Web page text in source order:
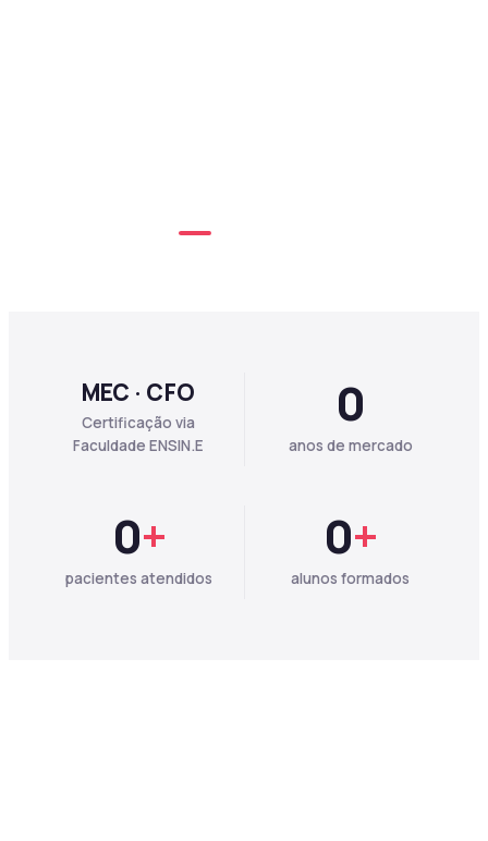
MEC · CFO
Certificação via
Faculdade ENSIN.E
0
anos de mercado
0+
pacientes atendidos
0+
alunos formados